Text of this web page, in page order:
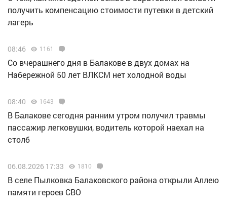
получить компенсацию стоимости путевки в детский
лагерь
08:46 1161
Со вчерашнего дня в Балакове в двух домах на
Набережной 50 лет ВЛКСМ нет холодной воды
08:40 1643
В Балакове сегодня ранним утром получил травмы
пассажир легковушки, водитель которой наехал на
столб
06.08.2026 17:33 1810
В селе Пылковка Балаковского района открыли Аллею
памяти героев СВО